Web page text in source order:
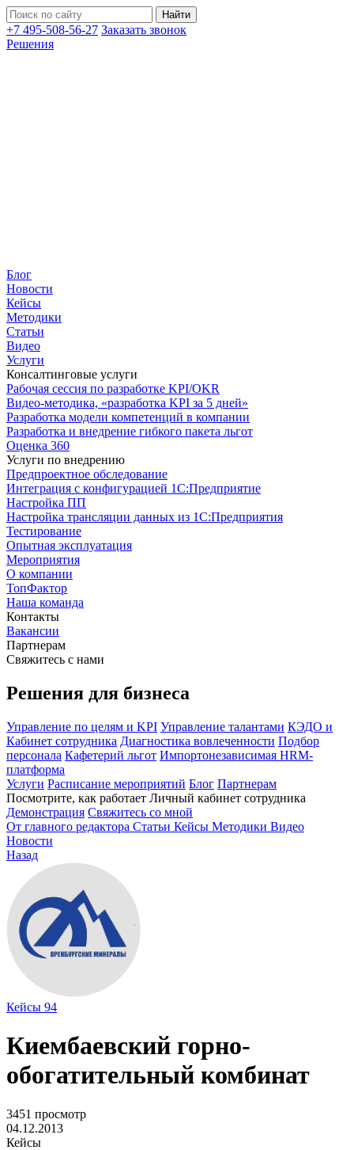
+7 495-508-56-27 Заказать звонок
Решения
Блог
Новости
Кейсы
Методики
Статьи
Видео
Услуги
Консалтинговые услуги
Рабочая сессия по разработке KPI/OKR
Видео-методика, «разработка KPI за 5 дней»
Разработка модели компетенций в компании
Разработка и внедрение гибкого пакета льгот
Оценка 360
Услуги по внедрению
Предпроектное обследование
Интеграция с конфигурацией 1С:Предприятие
Настройка ПП
Настройка трансляции данных из 1С:Предприятия
Тестирование
Опытная эксплуатация
Мероприятия
О компании
ТопФактор
Наша команда
Контакты
Вакансии
Партнерам
Свяжитесь с нами
Решения для бизнеса
Управление по целям и KPI Управление талантами КЭДО и
Кабинет сотрудника Диагностика вовлеченности Подбор
персонала Кафетерий льгот Импортонезависимая HRM-
платформа
Услуги Расписание мероприятий Блог Партнерам
Посмотрите, как работает Личный кабинет сотрудника
Демонстрация Свяжитесь со мной
От главного редактора Статьи Кейсы Методики Видео
Новости
Назад
Кейсы 94
Киембаевский горно-
обогатительный комбинат
3451 просмотр
04.12.2013
Кейсы